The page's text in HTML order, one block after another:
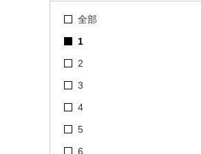
全部
1
2
3
4
5
6